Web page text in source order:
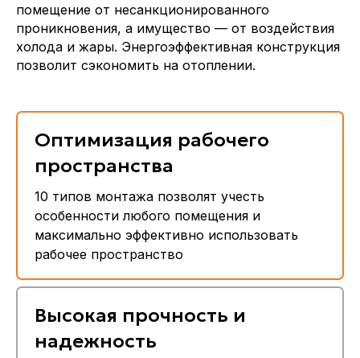
помещение от несанкционированного
проникновения, а имущество — от воздействия
холода и жары. Энергоэффективная конструкция
позволит сэкономить на отоплении.
Оптимизация рабочего
пространства
10 типов монтажа позволят учесть
особенности любого помещения и
максимально эффективно использовать
рабочее пространство
Высокая прочность и
надежность